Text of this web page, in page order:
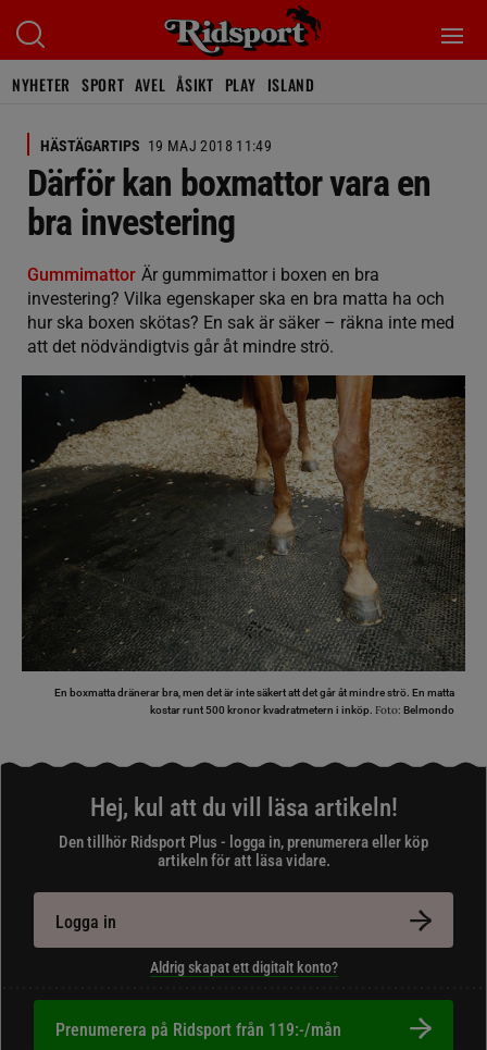
NYHETER SPORT AVEL ÅSIKT PLAY ISLAND
HÄSTÄGARTIPS 19 MAJ 2018 11:49
Därför kan boxmattor vara en
bra investering
Gummimattor Är gummimattor i boxen en bra
investering? Vilka egenskaper ska en bra matta ha och
hur ska boxen skötas? En sak är säker – räkna inte med
att det nödvändigtvis går åt mindre strö.
En boxmatta dränerar bra, men det är inte säkert att det går åt mindre strö. En matta
kostar runt 500 kronor kvadratmetern i inköp. Foto: Belmondo
Hej, kul att du vill läsa artikeln!
Den tillhör Ridsport Plus - logga in, prenumerera eller köp
artikeln för att läsa vidare.
Logga in
Aldrig skapat ett digitalt konto?
Prenumerera på Ridsport från 119:-/mån